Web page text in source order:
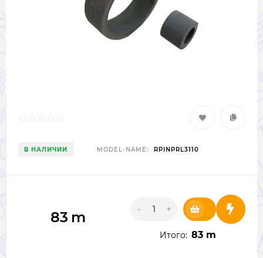
В НАЛИЧИИ MODEL-NAME: RPINPRL3110
83 m - +
Итого: 83 m